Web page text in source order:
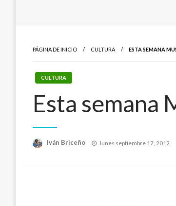
PÁGINA DE INICIO CULTURA ESTA SEMANA
CULTURA
Esta semana
Iván Briceño
Publicado
lunes septiembre 17, 2012